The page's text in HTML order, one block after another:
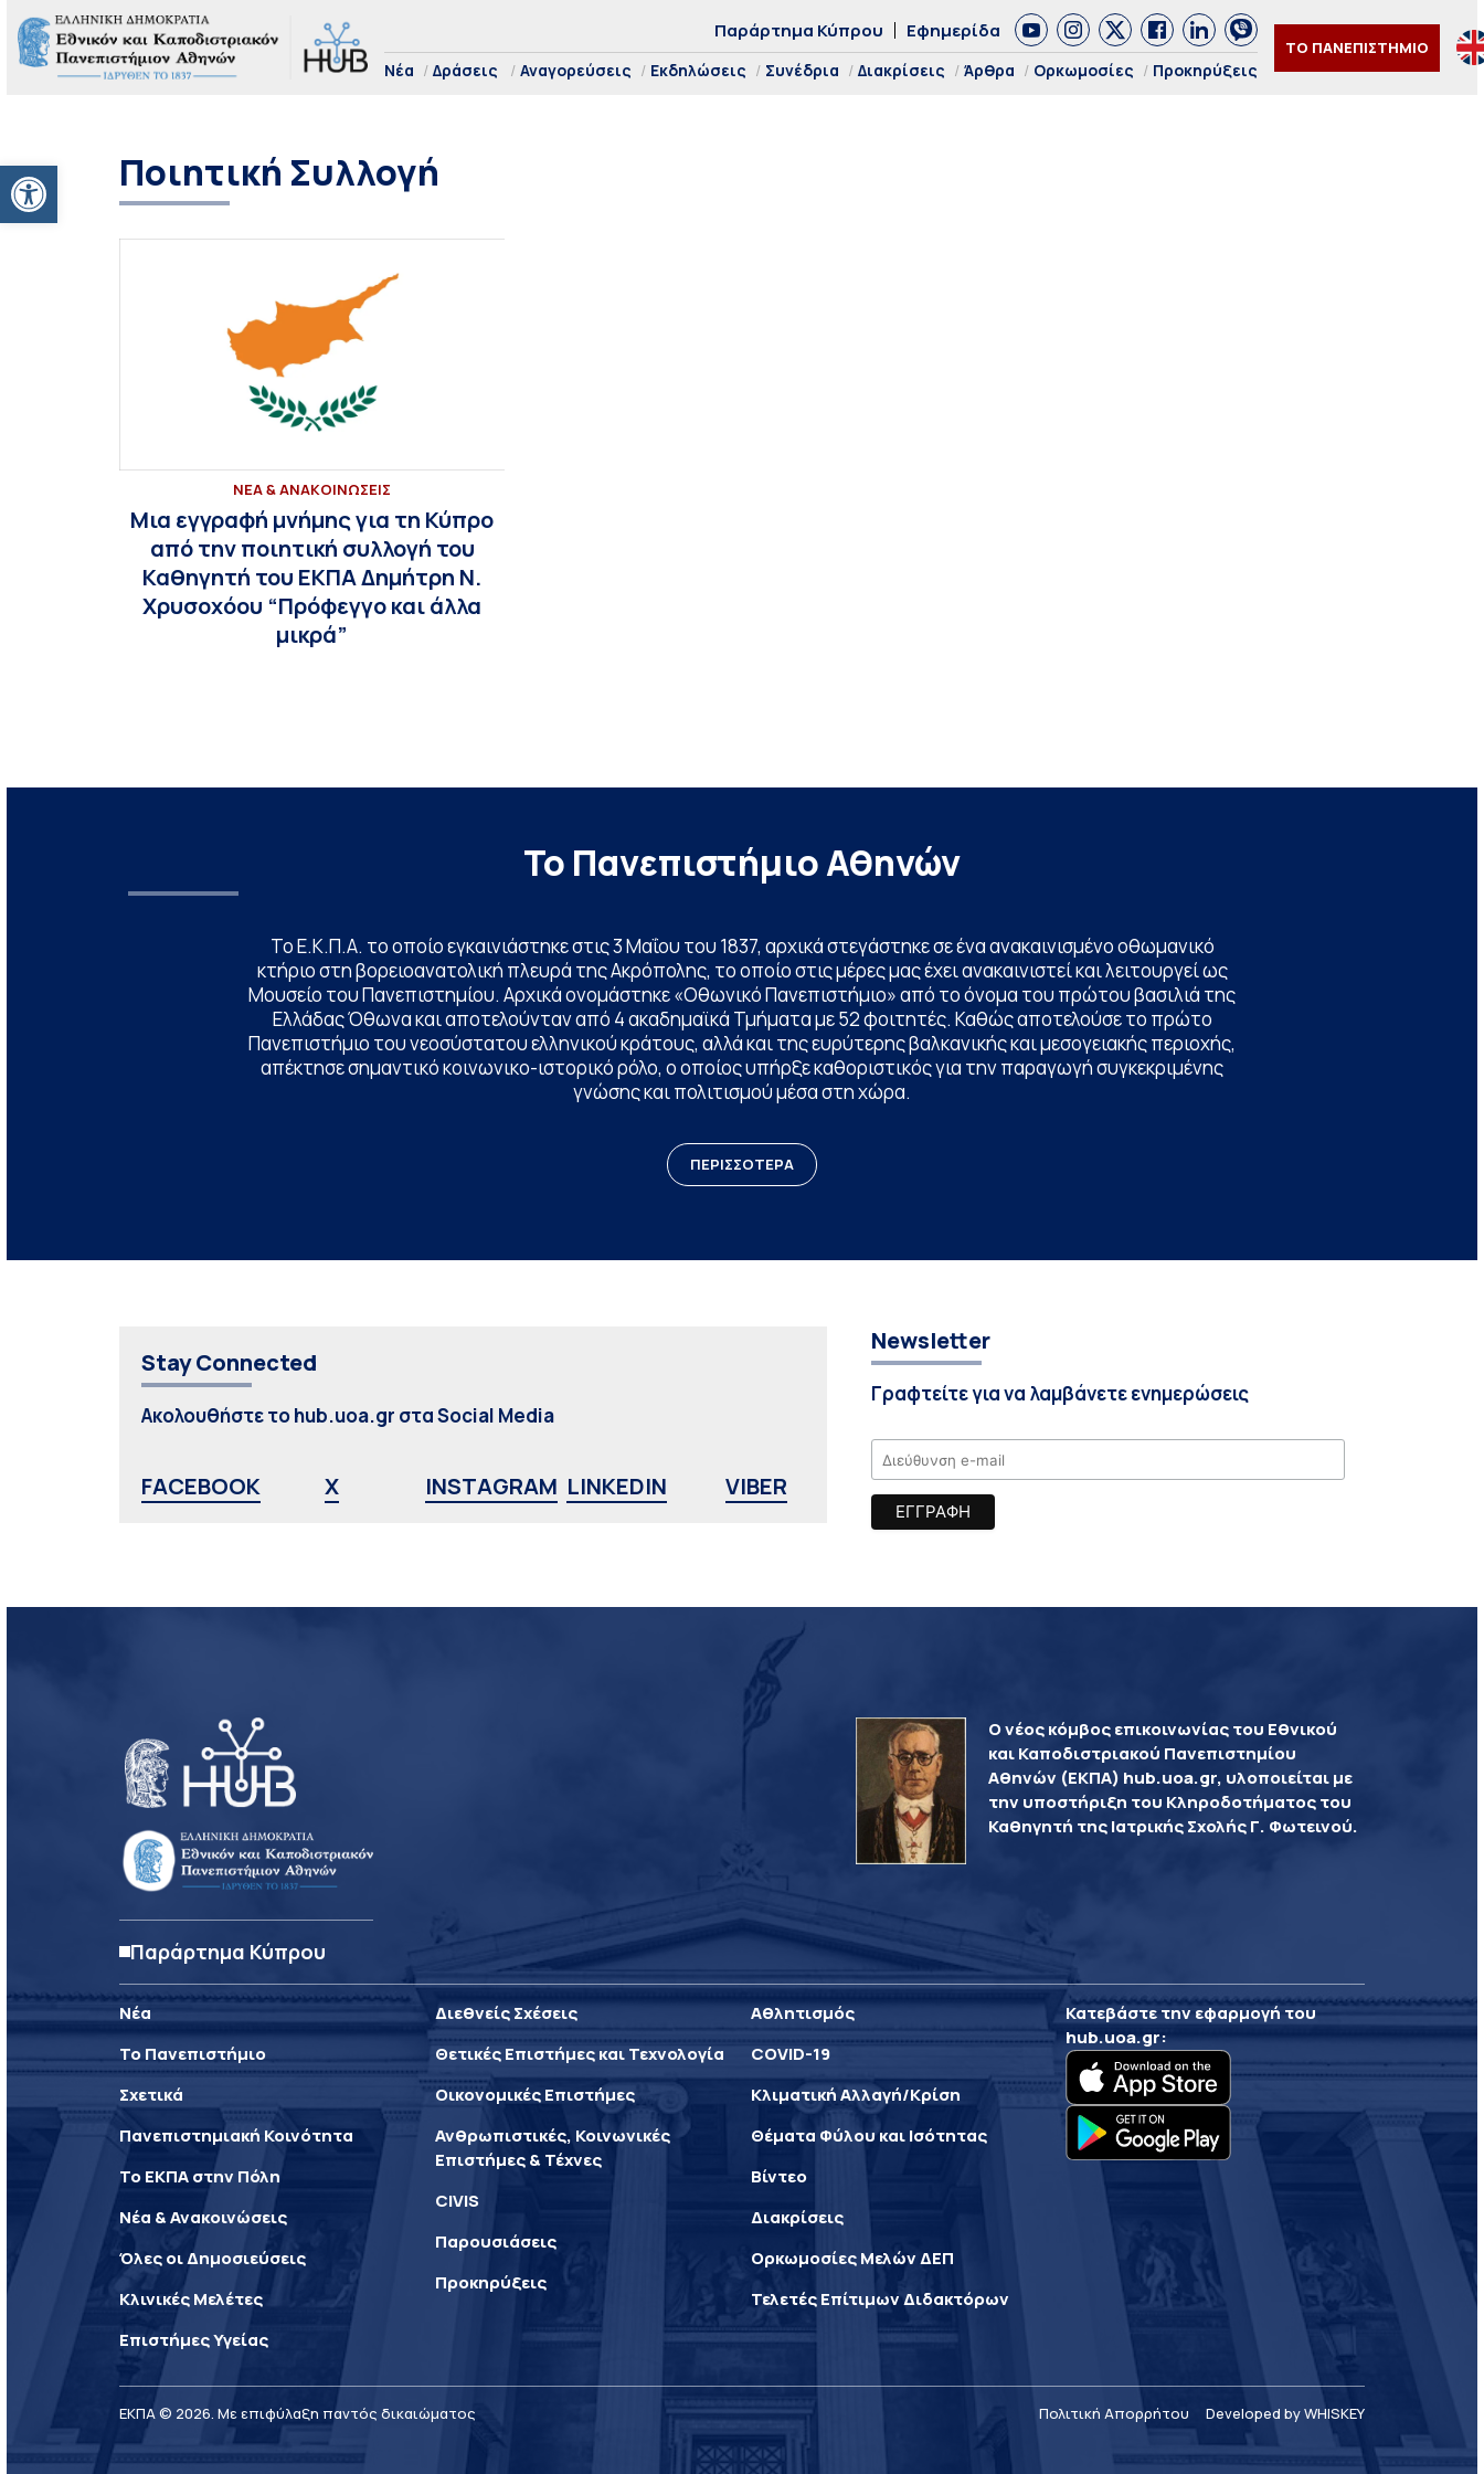
Ανοίξτε τη γραμμή εργαλείων
Παράρτημα Κύπρου Εφημερίδα
Νέα Δράσεις Αναγορεύσεις Εκδηλώσεις Συνέδρια Διακρίσεις Άρθρα Ορκωμοσίες Προκηρύξεις
ΤΟ ΠΑΝΕΠΙΣΤΗΜΙΟ
Ποιητική Συλλογή
ΝΕΑ & ΑΝΑΚΟΙΝΩΣΕΙΣ
Μια εγγραφή μνήμης για τη Κύπρο
από την ποιητική συλλογή του
Καθηγητή του ΕΚΠΑ Δημήτρη Ν.
Χρυσοχόου “Πρόφεγγο και άλλα
μικρά”
Το Πανεπιστήμιο Αθηνών
Το Ε.Κ.Π.Α. το οποίο εγκαινιάστηκε στις 3 Μαΐου του 1837, αρχικά στεγάστηκε σε ένα ανακαινισμένο οθωμανικό
κτήριο στη βορειοανατολική πλευρά της Ακρόπολης, το οποίο στις μέρες μας έχει ανακαινιστεί και λειτουργεί ως
Μουσείο του Πανεπιστημίου. Αρχικά ονομάστηκε «Οθωνικό Πανεπιστήμιο» από το όνομα του πρώτου βασιλιά της
Ελλάδας Όθωνα και αποτελούνταν από 4 ακαδημαϊκά Τμήματα με 52 φοιτητές. Καθώς αποτελούσε το πρώτο
Πανεπιστήμιο του νεοσύστατου ελληνικού κράτους, αλλά και της ευρύτερης βαλκανικής και μεσογειακής περιοχής,
απέκτησε σημαντικό κοινωνικο-ιστορικό ρόλο, ο οποίος υπήρξε καθοριστικός για την παραγωγή συγκεκριμένης
γνώσης και πολιτισμού μέσα στη χώρα.
ΠΕΡΙΣΣΟΤΕΡΑ
Stay Connected
Ακολουθήστε το hub.uoa.gr στα Social Media
FACEBOOK X INSTAGRAM LINKEDIN VIBER
Newsletter
Γραφτείτε για να λαμβάνετε ενημερώσεις
Παράρτημα Κύπρου
Ο νέος κόμβος επικοινωνίας του Εθνικού
και Καποδιστριακού Πανεπιστημίου
Αθηνών (ΕΚΠΑ) hub.uoa.gr, υλοποιείται με
την υποστήριξη του Κληροδοτήματος του
Καθηγητή της Ιατρικής Σχολής Γ. Φωτεινού.
Νέα
Το Πανεπιστήμιο
Σχετικά
Πανεπιστημιακή Κοινότητα
Το ΕΚΠΑ στην Πόλη
Νέα & Ανακοινώσεις
Όλες οι Δημοσιεύσεις
Κλινικές Μελέτες
Επιστήμες Υγείας
Διεθνείς Σχέσεις
Θετικές Επιστήμες και Τεχνολογία
Οικονομικές Επιστήμες
Ανθρωπιστικές, Κοινωνικές
Επιστήμες & Τέχνες
CIVIS
Παρουσιάσεις
Προκηρύξεις
Αθλητισμός
COVID-19
Κλιματική Αλλαγή/Κρίση
Θέματα Φύλου και Ισότητας
Βίντεο
Διακρίσεις
Ορκωμοσίες Μελών ΔΕΠ
Τελετές Επίτιμων Διδακτόρων
Κατεβάστε την εφαρμογή του
hub.uoa.gr:
ΕΚΠΑ © 2026. Με επιφύλαξη παντός δικαιώματος Πολιτική Απορρήτου Developed by WHISKEY